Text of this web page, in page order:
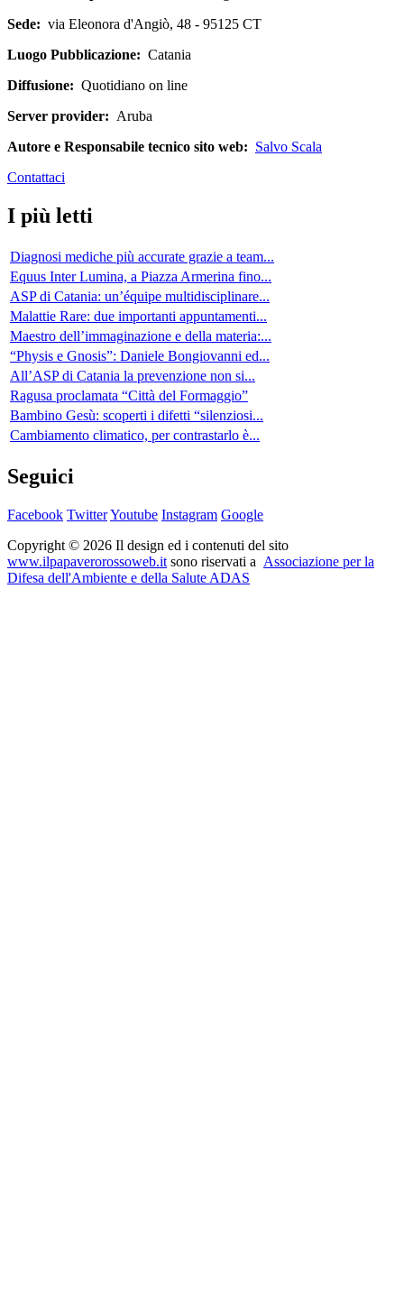
Sede: via Eleonora d'Angiò, 48 - 95125 CT
Luogo Pubblicazione: Catania
Diffusione: Quotidiano on line
Server provider: Aruba
Autore e Responsabile tecnico sito web: Salvo Scala
Contattaci
I più letti
Diagnosi mediche più accurate grazie a team...
Equus Inter Lumina, a Piazza Armerina fino...
ASP di Catania: un’équipe multidisciplinare...
Malattie Rare: due importanti appuntamenti...
Maestro dell’immaginazione e della materia:...
“Physis e Gnosis”: Daniele Bongiovanni ed...
All’ASP di Catania la prevenzione non si...
Ragusa proclamata “Città del Formaggio”
Bambino Gesù: scoperti i difetti “silenziosi...
Cambiamento climatico, per contrastarlo è...
Seguici
Facebook TwitterYoutube Instagram Google
Copyright © 2026 Il design ed i contenuti del sito
www.ilpapaverorossoweb.it sono riservati a Associazione per la
Difesa dell'Ambiente e della Salute ADAS